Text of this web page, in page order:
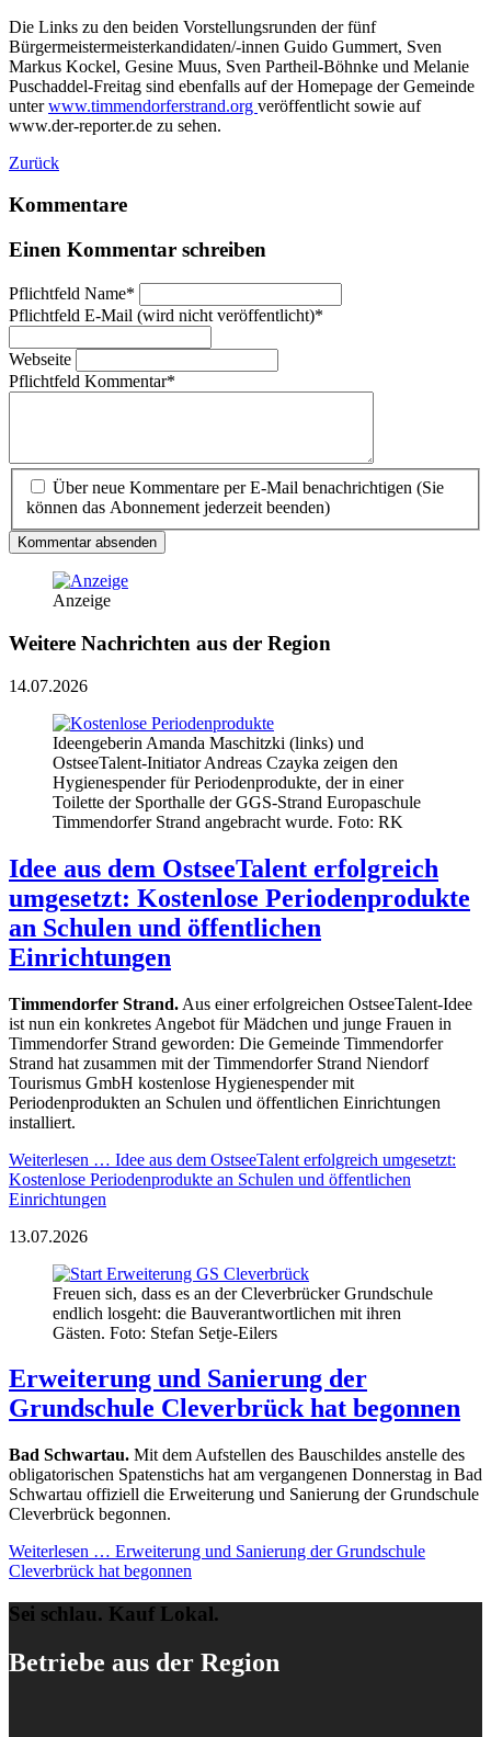
Die Links zu den beiden Vorstellungsrunden der fünf
Bürgermeistermeisterkandidaten/-innen Guido Gummert, Sven
Markus Kockel, Gesine Muus, Sven Partheil-Böhnke und Melanie
Puschaddel-Freitag sind ebenfalls auf der Homepage der Gemeinde
unterwww.timmendorferstrand.org veröffentlicht sowie auf
www.der-reporter.de zu sehen.
Zurück
Kommentare
Einen Kommentar schreiben
Pflichtfeld Name*
Pflichtfeld E-Mail (wird nicht veröffentlicht)*
Webseite
Pflichtfeld Kommentar*
Über neue Kommentare per E-Mail benachrichtigen (Sie
können das Abonnement jederzeit beenden)
Kommentar absenden
Anzeige
Weitere Nachrichten aus der Region
14.07.2026
Ideengeberin Amanda Maschitzki (links) und
OstseeTalent-Initiator Andreas Czayka zeigen den
Hygienespender für Periodenprodukte, der in einer
Toilette der Sporthalle der GGS-Strand Europaschule
Timmendorfer Strand angebracht wurde. Foto: RK
Idee aus dem OstseeTalent erfolgreich
umgesetzt: Kostenlose Periodenprodukte
an Schulen und öffentlichen
Einrichtungen
Timmendorfer Strand. Aus einer erfolgreichen OstseeTalent-Idee
ist nun ein konkretes Angebot für Mädchen und junge Frauen in
Timmendorfer Strand geworden: Die Gemeinde Timmendorfer
Strand hat zusammen mit der Timmendorfer Strand Niendorf
Tourismus GmbH kostenlose Hygienespender mit
Periodenprodukten an Schulen und öffentlichen Einrichtungen
installiert.
Weiterlesen … Idee aus dem OstseeTalent erfolgreich umgesetzt:
Kostenlose Periodenprodukte an Schulen und öffentlichen
Einrichtungen
13.07.2026
Freuen sich, dass es an der Cleverbrücker Grundschule
endlich losgeht: die Bauverantwortlichen mit ihren
Gästen. Foto: Stefan Setje-Eilers
Erweiterung und Sanierung der
Grundschule Cleverbrück hat begonnen
Bad Schwartau. Mit dem Aufstellen des Bauschildes anstelle des
obligatorischen Spatenstichs hat am vergangenen Donnerstag in Bad
Schwartau offiziell die Erweiterung und Sanierung der Grundschule
Cleverbrück begonnen.
Weiterlesen … Erweiterung und Sanierung der Grundschule
Cleverbrück hat begonnen
Sei schlau. Kauf Lokal.
Betriebe aus der Region